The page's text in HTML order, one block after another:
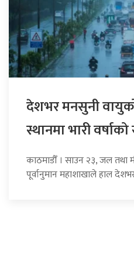
देशभर मनसुनी
स्थानमा भारी
काठमाडौँ । साउन २३, जल तथा
पूर्वानुमान महाशाखाले हाल